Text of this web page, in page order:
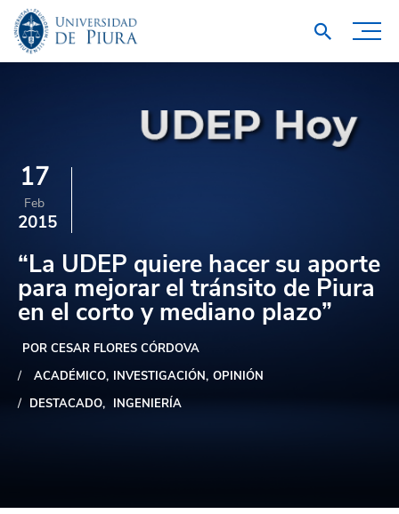
17
Feb
2015
“La UDEP quiere hacer su aporte
para mejorar el tránsito de Piura
en el corto y mediano plazo”
POR CESAR FLORES CÓRDOVA
ACADÉMICO INVESTIGACIÓN OPINIÓN
DESTACADO
INGENIERÍA